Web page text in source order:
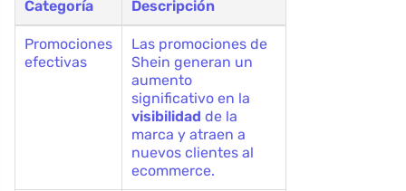
Categoría Descripción
Promociones
efectivas
Las promociones de
Shein generan un
aumento
significativo en la
visibilidad de la
marca y atraen a
nuevos clientes al
ecommerce.